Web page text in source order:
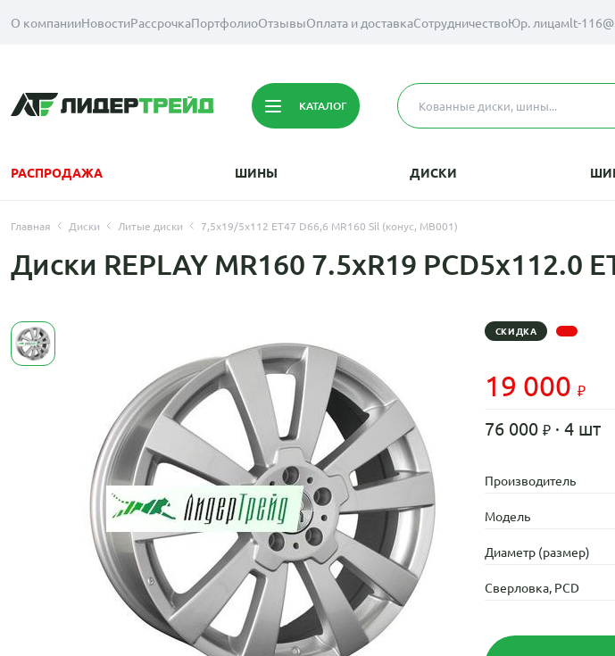
О компанииНовостиРассрочкаПортфолиоОтзывыОплата и доставкаСотрудничествоЮр. лицамlt-
КАТАЛОГ
РАСПРОДАЖА ШИНЫ ДИСКИ
Главная Диски Литые диски 7,5x19/5x112 ET47 D66,6 MR160 Sil (конус, MB001)
Диски REPLAY MR160 7.5xR19 PCD5x112.0
СКИДКА
19 000
76 000 · 4 шт
Производитель
Модель
Диаметр (размер)
Сверловка, PCD